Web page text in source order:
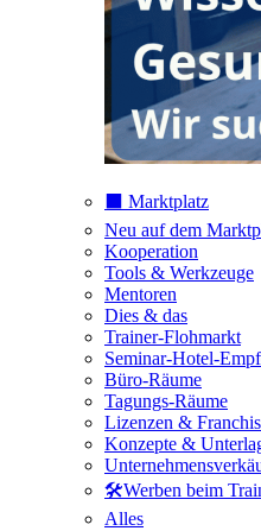
⬛️ Marktplatz
Neu auf dem
Kooperation
Tools & Werkzeuge
Mentoren
Dies & das
Trainer-Flohmarkt
Seminar-Hotel-
Büro-Räume
Tagungs-Räume
Lizenzen &
Konzepte &
🛠️Werben beim
Alles